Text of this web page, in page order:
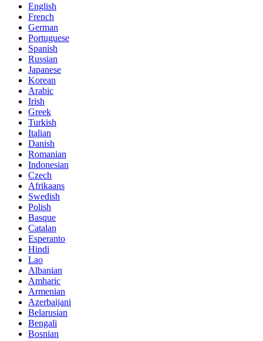
English
French
German
Portuguese
Spanish
Russian
Japanese
Korean
Arabic
Irish
Greek
Turkish
Italian
Danish
Romanian
Indonesian
Czech
Afrikaans
Swedish
Polish
Basque
Catalan
Esperanto
Hindi
Lao
Albanian
Amharic
Armenian
Azerbaijani
Belarusian
Bengali
Bosnian